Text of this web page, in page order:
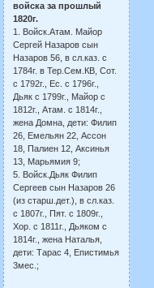
войска за прошлый
1820г.
1. Войск.Атам. Майор
Сергей Назаров сын
Назаров 56, в сл.каз. с
1784г. в Тер.Сем.КВ, Сот.
с 1792г., Ес. с 1796г.,
Дьяк с 1799г., Майор с
1812г., Атам. с 1814г.,
жена Домна, дети: Филип
26, Емельян 22, Ассон
18, Палиен 12, Аксинья
13, Марьямия 9;
5. Войск.Дьяк Филип
Сергеев сын Назаров 26
(из старш.дет.), в сл.каз.
с 1807г., Пят. с 1809г.,
Хор. с 1811г., Дьяком с
1814г., жена Наталья,
дети: Тарас 4, Епистимья
3мес.;